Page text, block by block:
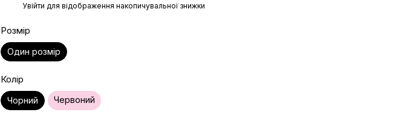
Увійти для відображення накопичувальної знижки
Розмір
Один розмір
Колір
Чорний Червоний